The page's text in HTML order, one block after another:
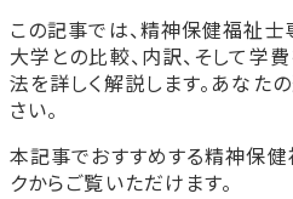
この記事では、精神保健福祉士
大学との比較、内訳、そして学
法を詳しく解説します。あなた
さい。
本記事でおすすめする精神保
クからご覧いただけます。